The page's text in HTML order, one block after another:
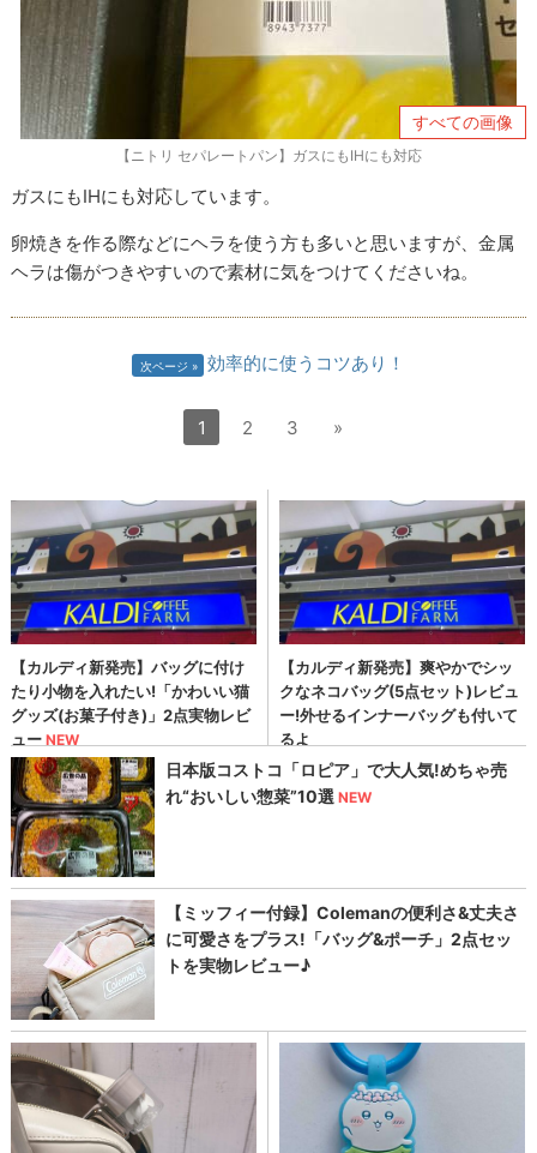
すべての画像
【ニトリ セパレートパン】ガスにもIHにも対応
ガスにもIHにも対応しています。
卵焼きを作る際などにヘラを使う方も多いと思いますが、金属
ヘラは傷がつきやすいので素材に気をつけてくださいね。
次ページ 効率的に使うコツあり！
1 2 3 »